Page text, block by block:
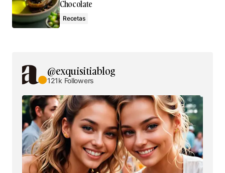
Chocolate
Recetas
@exquisitiablog
121k Followers